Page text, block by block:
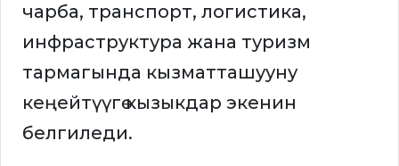
чарба, транспорт, логистика,
инфраструктура жана туризм
тармагында кызматташууну
кеңейтүүгө кызыкдар экенин
белгиледи.